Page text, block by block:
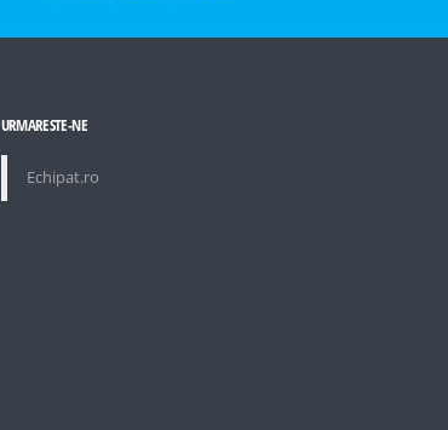
URMARESTE-NE
Echipat.ro